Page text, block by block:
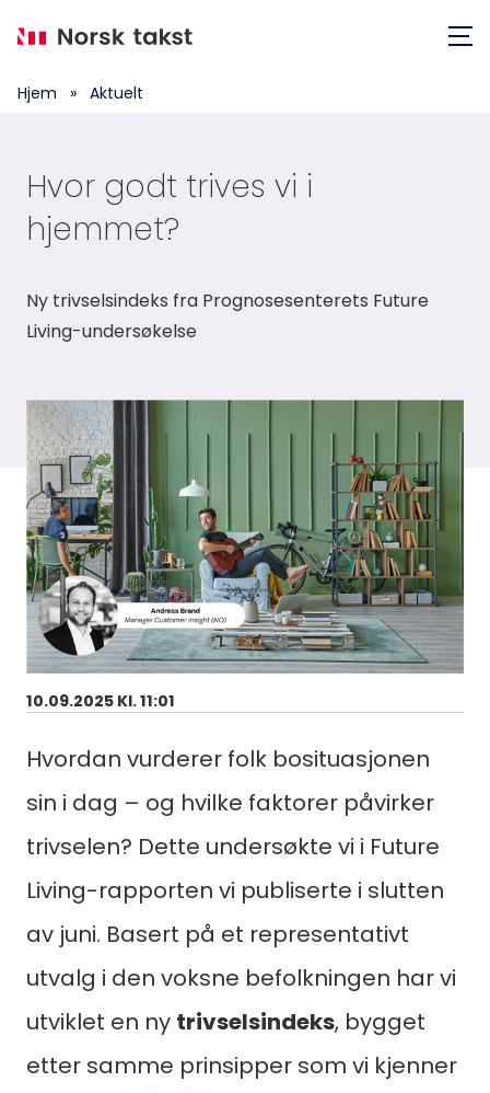
Hjem » Aktuelt
Hvor godt trives vi i
hjemmet?
Ny trivselsindeks fra Prognosesentere​ts Future
Living-undersøkelse
10.09.2025 Kl. 11:01
Hvordan vurderer folk bosituasjonen
sin i dag – og hvilke faktorer påvirker
trivselen? Dette undersøkte vi i Future
Living-rapporten vi publiserte i slutten
av juni. Basert på et representativt
utvalg i den voksne befolkningen har vi
utviklet en ny trivselsindeks, bygget
etter samme prinsipper som vi kjenner